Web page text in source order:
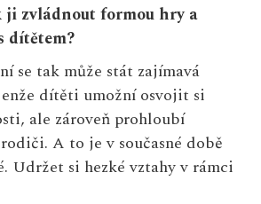
ji zvládnout formou hry a
dítětem?
se tak může stát zajímavá
dítěti umožní osvojit si
ale zároveň prohloubí
A to je v současné době
Udržet si hezké vztahy v rámci